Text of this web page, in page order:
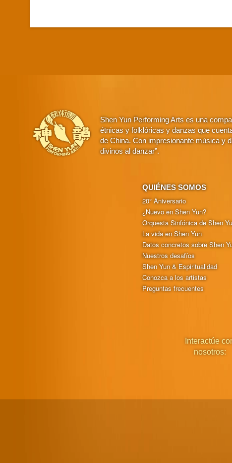
Shen Yun Performing Arts es una
étnicas y folklóricas y danzas que
de China. Con impresionante música y
divinos al danzar”.
QUIÉNES SOMOS
20° Aniversario
¿Nuevo en Shen Yun?
Orquesta Sinfónica de Shen
La vida en Shen Yun
Datos concretos sobre Shen
Nuestros desafíos
Shen Yun & Espiritualidad
Conozca a los artistas
Preguntas frecuentes
Interactúe
nosotros: